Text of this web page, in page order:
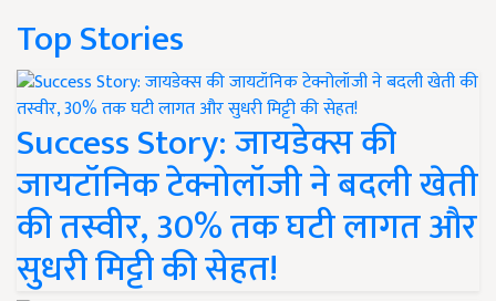
Top Stories
Success Story: जायडेक्स की
जायटॉनिक टेक्नोलॉजी ने बदली खेती
की तस्वीर, 30% तक घटी लागत और
सुधरी मिट्टी की सेहत!